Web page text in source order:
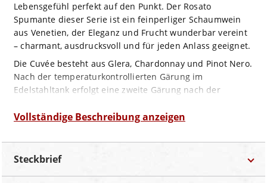
Lebensgefühl perfekt auf den Punkt. Der Rosato
Spumante dieser Serie ist ein feinperliger Schaumwein
aus Venetien, der Eleganz und Frucht wunderbar vereint
– charmant, ausdrucksvoll und für jeden Anlass geeignet.
Die Cuvée besteht aus Glera, Chardonnay und Pinot Nero.
Nach der temperaturkontrollierten Gärung im
Edelstahltank erfolgt eine zweite Gärung nach der
feine Perlage erhält. Die harmonische Verbindung der
Frucht, sanfter Textur und lebendiger Struktur.
Im Glas zeigt sich der Spumante in zartem Lachston mit
brillanter Klarheit. Die Nase duftet nach roten Beeren –
Vollständige Beschreibung anzeigen
Steckbrief